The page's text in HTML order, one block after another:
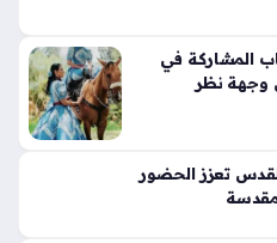
وأمن الطاقة العالمي، حيث
الذي طال سفينة تابعة
المشاركة في
وجهة نظر
تعزز الحضور